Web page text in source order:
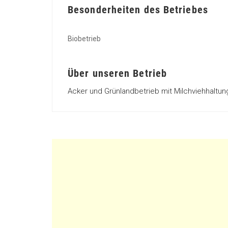
Besonderheiten des Betriebes
Biobetrieb
Über unseren Betrieb
Acker und Grünlandbetrieb mit